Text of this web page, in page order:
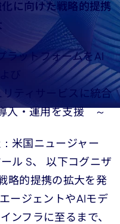
に向けた戦略的提携
ラットフォームをAI
び
リティサービスに統合
入・運用を支援 ～
米国ニュージャー
ル S、 以下コグニザ
略的提携の拡大を発
ージェントやAIモデ
ンフラに至るまで、